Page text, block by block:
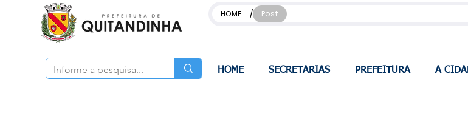
HOME / Post
HOME SECRETARIAS PREFEITURA A